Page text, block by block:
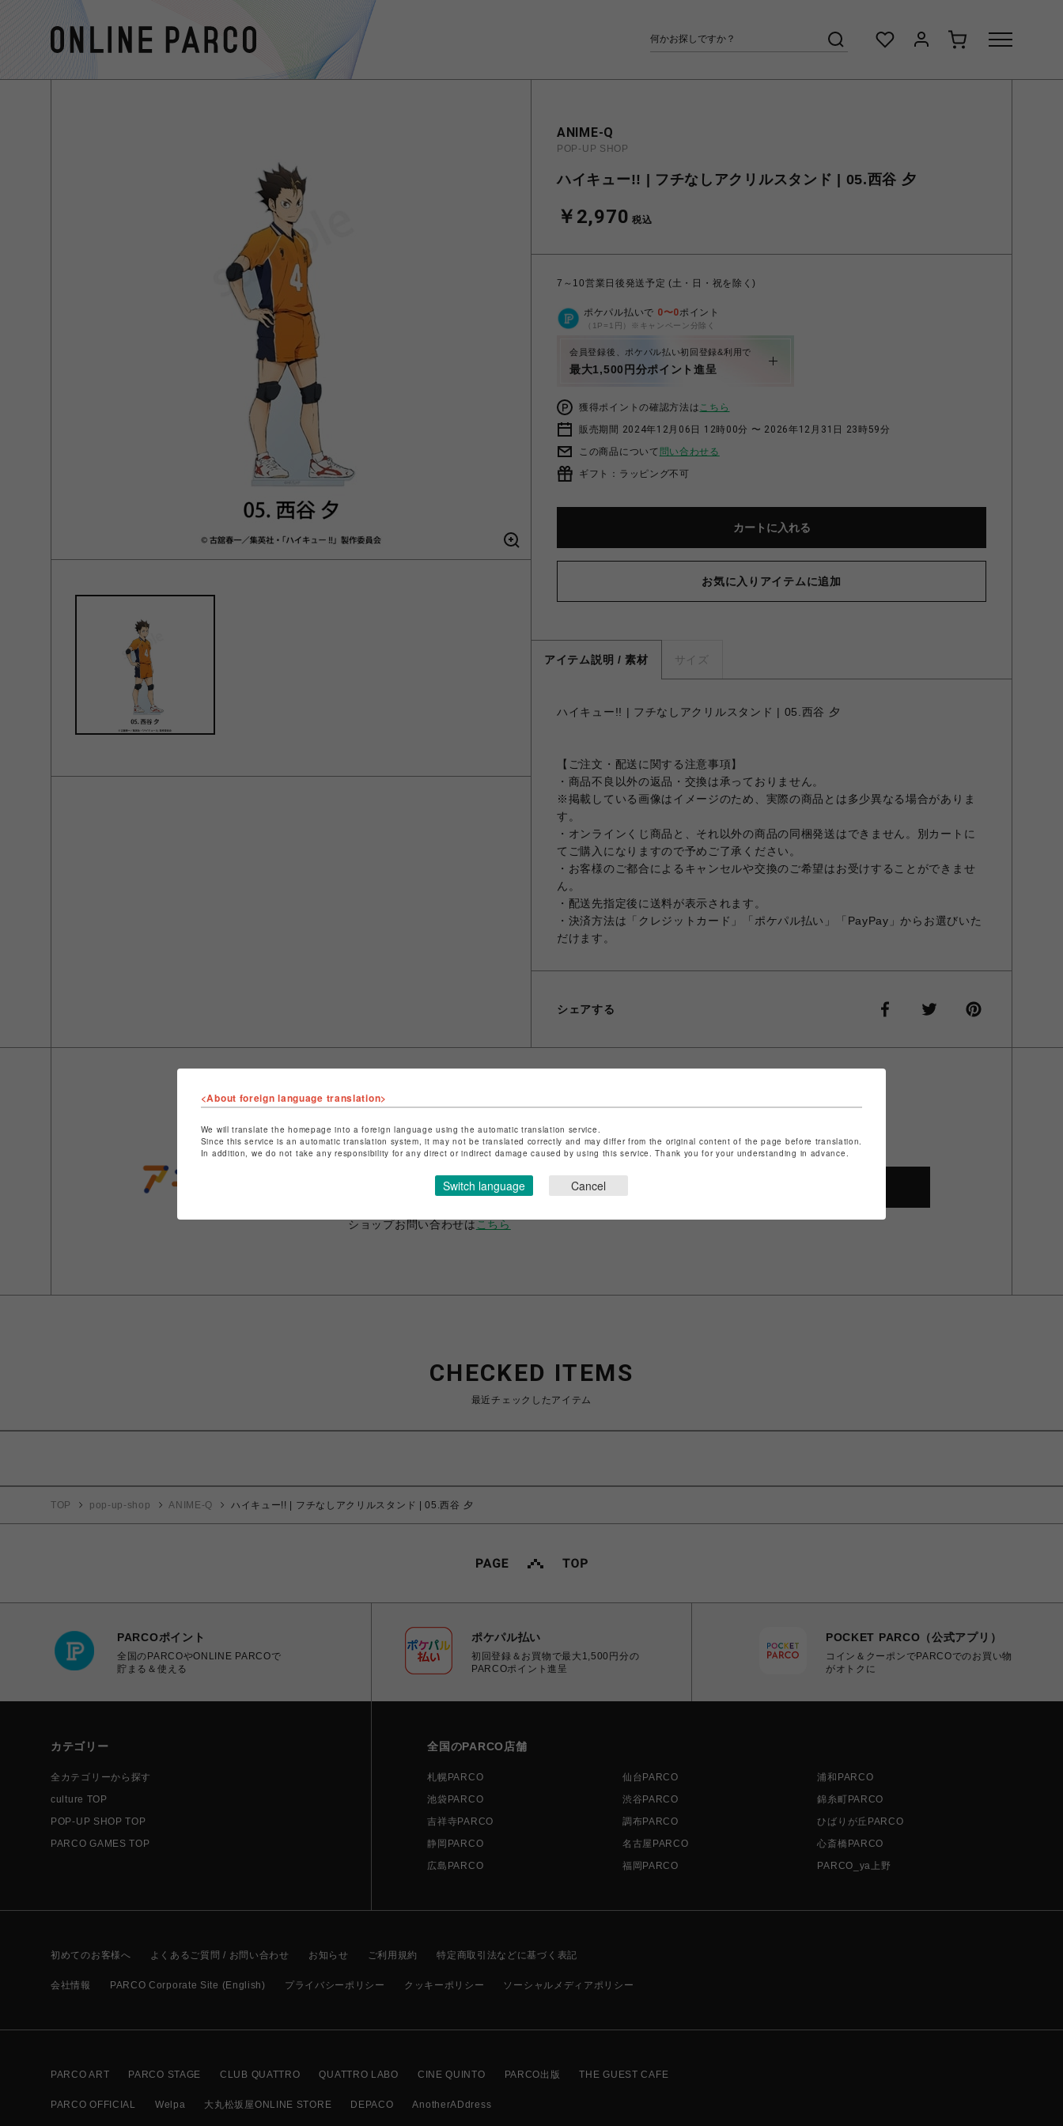
ANIME-Q
POP-UP SHOP
ハイキュー!! | フチなしアクリルスタンド | 05.西谷 夕
￥2,970 税込
7～10営業日後発送予定 (土・日・祝を除く)
ポケパル払いで 0〜0ポイント
（1P=1円）※キャンペーン分除く
会員登録後、ポケパル払い初回登録&利用で
最大1,500円分ポイント進呈
獲得ポイントの確認方法はこちら
販売期間 2024年12月06日 12時00分 〜 2026年12月31日 23時59分
この商品について 問い合わせる
ギフト：ラッピング不可
カートに入れる
お気に入りアイテムに追加
アイテム説明 / 素材 サイズ
ハイキュー!! | フチなしアクリルスタンド | 05.西谷 夕
【ご注文・配送に関する注意事項】
・商品不良以外の返品・交換は承っておりません。
※掲載している画像はイメージのため、実際の商品とは多少異なる場合がありま
す。
・オンラインくじ商品と、それ以外の商品の同梱発送はできません。別カートに
てご購入になりますので予めご了承ください。
・お客様のご都合によるキャンセルや交換のご希望はお受けすることができませ
ん。
・配送先指定後に送料が表示されます。
・決済方法は「クレジットカード」「ポケパル払い」「PayPay」からお選びいた
だけます。
シェアする
ショップ名
ANIME-Q
ショップお問い合わせは こちら
CHECKED ITEMS
最近チェックしたアイテム
TOP pop-up-shop ANIME-Q ハイキュー!! | フチなしアクリルスタンド | 05.西谷 夕
PARCOポイント
全国のPARCOやONLINE PARCOで
貯まる＆使える
ポケパル払い
初回登録＆お買物で最大1,500円分の
PARCOポイント進呈
POCKET PARCO（公式アプリ）
コイン＆クーポンでPARCOでのお買い物
がオトクに
カテゴリー
全カテゴリーから探す
culture TOP
POP-UP SHOP TOP
PARCO GAMES TOP
全国のPARCO店舗
札幌PARCO 仙台PARCO
浦和PARCO
池袋PARCO
渋谷PARCO
錦糸町PARCO
吉祥寺PARCO
調布PARCO
ひばりが丘PARCO
静岡PARCO
名古屋PARCO
心斎橋PARCO
広島PARCO
福岡PARCO PARCO_ya上野
初めてのお客様へ よくあるご質問 / お問い合わせ お知らせ ご利用規約 特定商取引法などに基づく表記
会社情報 PARCO Corporate Site (English) プライバシーポリシー クッキーポリシー ソーシャルメディアポリシー
PARCO ART PARCO STAGE CLUB QUATTRO QUATTRO LABO CINE QUINTO PARCO出版 THE GUEST CAFE
PARCO OFFICIAL Welpa 大丸松坂屋ONLINE STORE DEPACO AnotherADdress
<About foreign language translation>
We will translate the homepage into a foreign language using the automatic translation service.
Since this service is an automatic translation system, it may not be translated correctly and may differ from the original content of the page before translation.
In addition, we do not take any responsibility for any direct or indirect damage caused by using this service. Thank you for your understanding in advance.
Switch language Cancel